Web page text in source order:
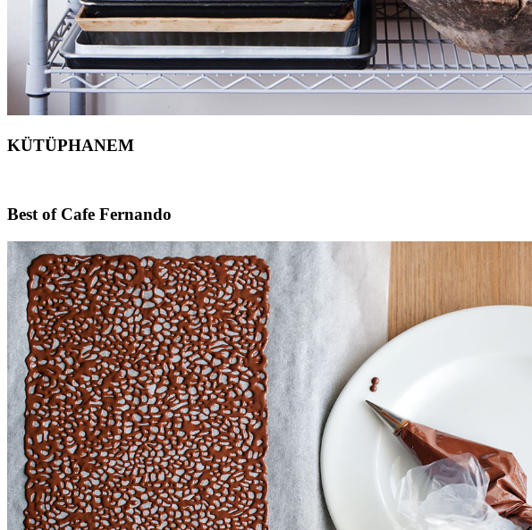
KÜTÜPHANEM
Footer
Best of Cafe Fernando